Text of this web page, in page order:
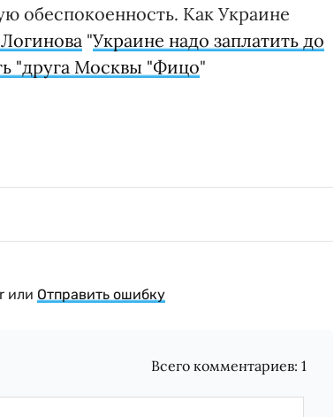
обеспокоенность. Как Украине
"Украине надо заплатить до
"друга Москвы "Фицо"
или Отправить ошибку
Всего комментариев:1